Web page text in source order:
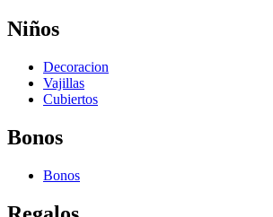
Niños
Decoracion
Vajillas
Cubiertos
Bonos
Bonos